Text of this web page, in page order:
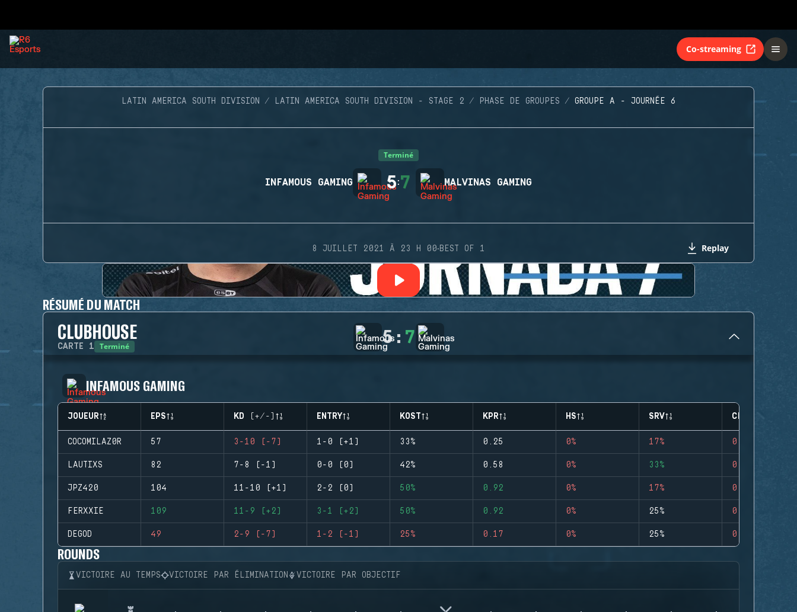
Co-streaming
LATIN AMERICA SOUTH DIVISION LATIN AMERICA SOUTH DIVISION - STAGE 2 PHASE DE GROUPES GROUPE A - JOURNÉE 6
Terminé
INFAMOUS GAMING 5:7 MALVINAS GAMING
8 JUILLET 2021 À 23 H 00·BEST OF 1 Replay
RÉSUMÉ DU MATCH
CLUBHOUSE
CARTE 1 Terminé 5: 7
INFAMOUS GAMING
JOUEUR EPS KD (+/-) ENTRY KOST KPR HS SRV CLUTCHES
COCOMILAZ0R 57 3-10 (-7) 1-0 (+1) 33% 0.25 0% 17% 0
LAUTIXS 82 7-8 (-1) 0-0 (0) 42% 0.58 0% 33% 0
JPZ420 104 11-10 (+1) 2-2 (0) 50% 0.92 0% 17% 0
FERXXIE 109 11-9 (+2) 3-1 (+2) 50% 0.92 0% 25% 0
DEGOD 49 2-9 (-7) 1-2 (-1) 25% 0.17 0% 25% 0
ROUNDS
VICTOIRE AU TEMPS VICTOIRE PAR ÉLIMINATION VICTOIRE PAR OBJECTIF